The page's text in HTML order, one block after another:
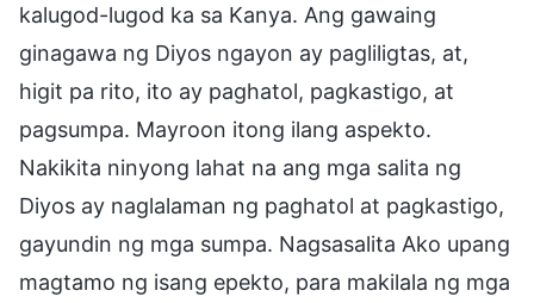
kalugod-lugod ka sa Kanya. Ang gawaing
ginagawa ng Diyos ngayon ay pagliligtas, at,
higit pa rito, ito ay paghatol, pagkastigo, at
pagsumpa. Mayroon itong ilang aspekto.
Nakikita ninyong lahat na ang mga salita ng
Diyos ay naglalaman ng paghatol at pagkastigo,
gayundin ng mga sumpa. Nagsasalita Ako upang
magtamo ng isang epekto, para makilala ng mga